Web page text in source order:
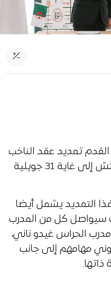
القدم تمديد عقد الناخب
الوطني فلاديمير بيتكوفيتش إلى غاية 31 جويلية
التمديد يشمل أيضا
سيواصل كل من المدرب
الحراس غيدو ناني،
مهامهم إلى جانب
ذاتها.